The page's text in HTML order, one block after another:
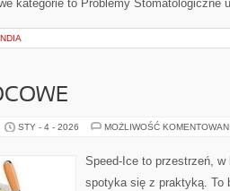
kategorie to Problemy Stomatologiczne
STY - 4 - 2026 MOŻLIWOŚĆ
Speed-Ice to przestrzeń, w
spotyka się z praktyką. To